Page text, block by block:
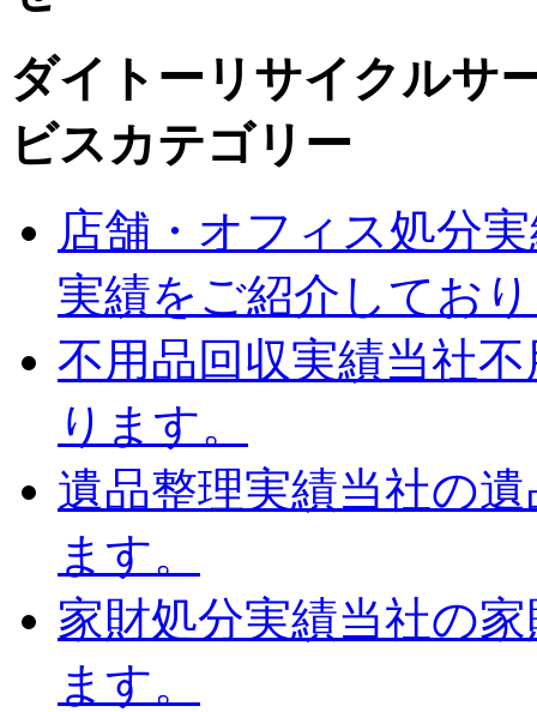
ダイトーリサイクルサ
ビスカテゴリー
店舗・オフィス処分
実績をご紹介してお
不用品回収実績当社
ります。
遺品整理実績当社の
ます。
家財処分実績当社の
ます。